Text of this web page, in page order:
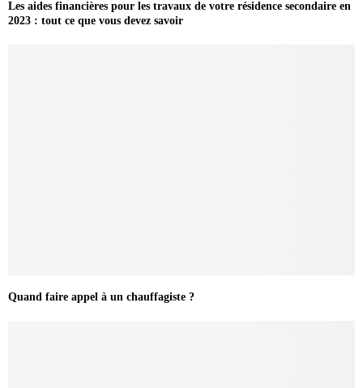
Les aides financières pour les travaux de votre résidence secondaire en
2023 : tout ce que vous devez savoir
Quand faire appel à un chauffagiste ?